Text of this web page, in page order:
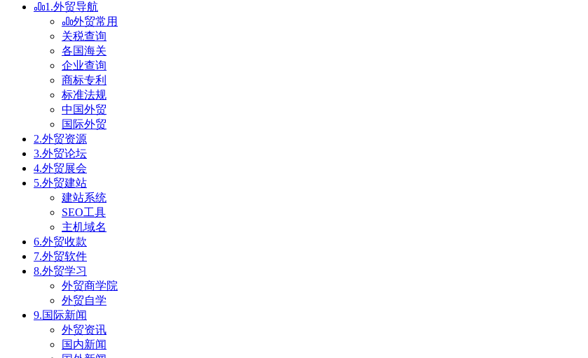
1.外贸导航
外贸常用
关税查询
各国海关
企业查询
商标专利
标准法规
中国外贸
国际外贸
2.外贸资源
3.外贸论坛
4.外贸展会
5.外贸建站
建站系统
SEO工具
主机域名
6.外贸收款
7.外贸软件
8.外贸学习
外贸商学院
外贸自学
9.国际新闻
外贸资讯
国内新闻